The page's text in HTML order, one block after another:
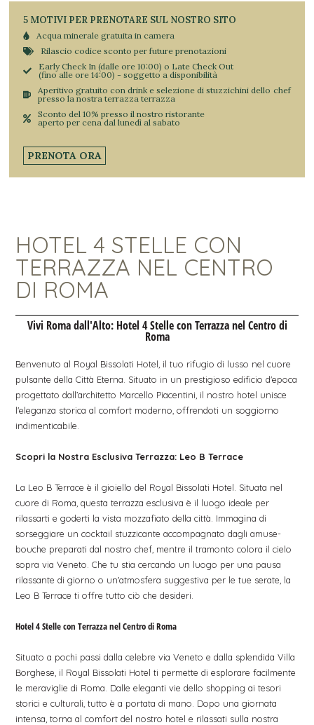
5 MOTIVI PER PRENOTARE SUL NOSTRO SITO
Acqua minerale gratuita in camera
Rilascio codice sconto per future prenotazioni
Early Check In (dalle ore 10:00) o Late Check Out
(fino alle ore 14:00) - soggetto a disponibilità
Aperitivo gratuito con drink e selezione di stuzzichini dello chef
presso la nostra terrazza terrazza
Sconto del 10% presso il nostro ristorante
aperto per cena dal lunedì al sabato
PRENOTA ORA
HOTEL 4 STELLE CON
TERRAZZA NEL CENTRO
DI ROMA
Vivi Roma dall'Alto: Hotel 4 Stelle con Terrazza nel Centro di
Roma
Benvenuto al Royal Bissolati Hotel, il tuo rifugio di lusso nel cuore
pulsante della Città Eterna. Situato in un prestigioso edificio d'epoca
progettato dall’architetto Marcello Piacentini, il nostro hotel unisce
l'eleganza storica al comfort moderno, offrendoti un soggiorno
indimenticabile.
Scopri la Nostra Esclusiva Terrazza: Leo B Terrace
La Leo B Terrace è il gioiello del Royal Bissolati Hotel. Situata nel
cuore di Roma, questa terrazza esclusiva è il luogo ideale per
rilassarti e goderti la vista mozzafiato della città. Immagina di
sorseggiare un cocktail stuzzicante accompagnato dagli amuse-
bouche preparati dal nostro chef, mentre il tramonto colora il cielo
sopra via Veneto. Che tu stia cercando un luogo per una pausa
rilassante di giorno o un'atmosfera suggestiva per le tue serate, la
Leo B Terrace ti offre tutto ciò che desideri.
Hotel 4 Stelle con Terrazza nel Centro di Roma
Situato a pochi passi dalla celebre via Veneto e dalla splendida Villa
Borghese, il Royal Bissolati Hotel ti permette di esplorare facilmente
le meraviglie di Roma. Dalle eleganti vie dello shopping ai tesori
storici e culturali, tutto è a portata di mano. Dopo una giornata
intensa, torna al comfort del nostro hotel e rilassati sulla nostra